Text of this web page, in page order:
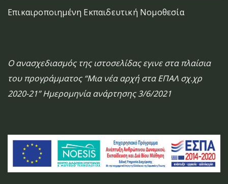
Επικαιροποιημένη Εκπαιδευτική Νομοθεσία
Ο ανασχεδιασμός της ιστοσελίδας εγινε στα πλαίσια
του προγράμματος “Μια νέα αρχή στα ΕΠΑΛ σχ.χρ
2020-21” Ημερομηνία ανάρτησης 3/6/2021